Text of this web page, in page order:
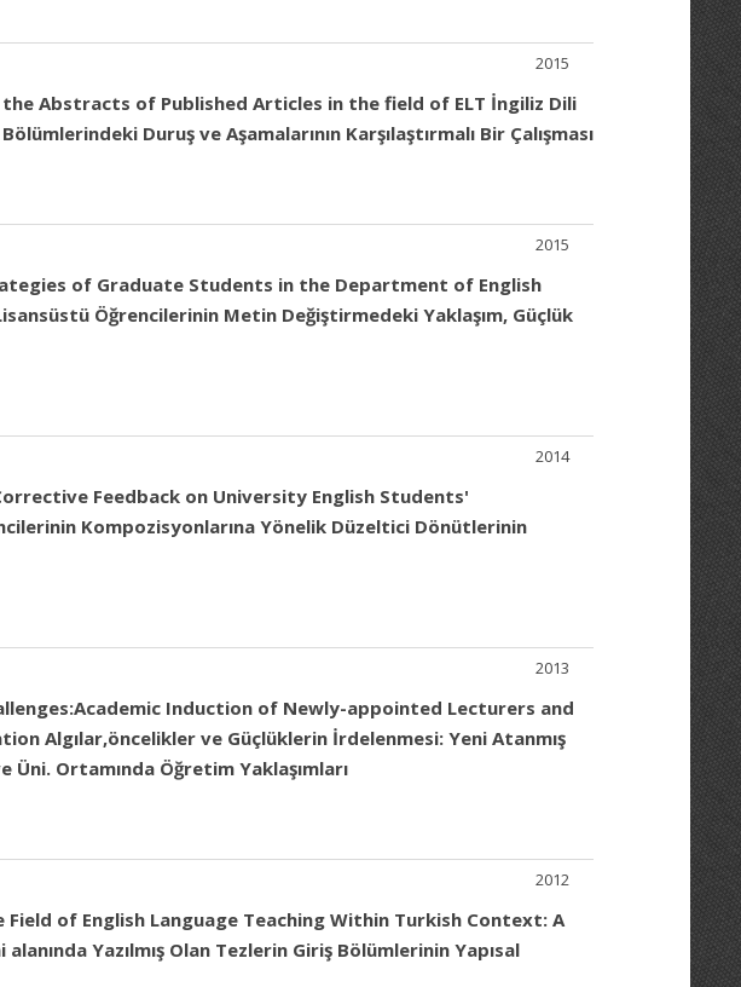
2015
Abstracts of Published Articles in the field of ELT İngiliz Dili
Duruş ve Aşamalarının Karşılaştırmalı Bir Çalışması
2015
of Graduate Students in the Department of English
Öğrencilerinin Metin Değiştirmedeki Yaklaşım, Güçlük
2014
Feedback on University English Students'
Kompozisyonlarına Yönelik Düzeltici Dönütlerinin
2013
Induction of Newly-appointed Lecturers and
Algılar,öncelikler ve Güçlüklerin İrdelenmesi: Yeni Atanmış
Üni. Ortamında Öğretim Yaklaşımları
2012
of English Language Teaching Within Turkish Context: A
Yazılmış Olan Tezlerin Giriş Bölümlerinin Yapısal